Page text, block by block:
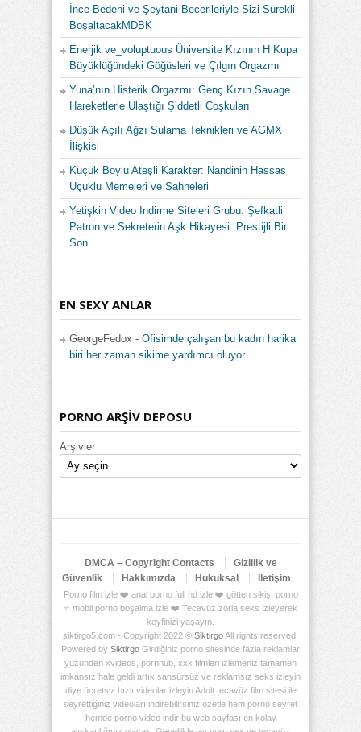
İnce Bedeni ve Şeytani Becerileriyle Sizi Sürekli
BoşaltacakMDBK
Enerjik ve_voluptuous Üniversite Kızının H Kupa
Büyüklüğündeki Göğüsleri ve Çılgın Orgazmı
Yuna’nın Histerik Orgazmı: Genç Kızın Savage
Hareketlerle Ulaştığı Şiddetli Coşkuları
Düşük Açılı Ağzı Sulama Teknikleri ve AGMX
İlişkisi
Küçük Boylu Ateşli Karakter: Nandinin Hassas
Uçuklu Memeleri ve Sahneleri
Yetişkin Video İndirme Siteleri Grubu: Şefkatli
Patron ve Sekreterin Aşk Hikayesi: Prestijli Bir
Son
EN SEXY ANLAR
GeorgeFedox - Ofisimde çalışan bu kadın harika
biri her zaman sikime yardımcı oluyor
PORNO ARŞİV DEPOSU
Arşivler
DMCA – Copyright Contacts
Gizlilik ve
Güvenlik
Hakkımızda Hukuksal İletişim
Porno film izle ❤️ anal porno full hd izle ❤️ götten sikiş, porno
⭐ mobil porno boşalma izle ❤️ Tecavüz zorla seks izleyerek
keyfinizi yaşayın.
siktirgo5.com - Copyright 2022 © SiktirgoAll rights reserved.
Powered by Siktirgo Girdiğiniz porno sitesinde fazla reklamlar
yüzünden xvideos, pornhub, xxx filmleri izlemeniz tamamen
imkansız hale geldi artık sansürsüz ve reklamsız seks izleyin
diye ücretsiz hızlı videolar izleyin Adult tecavüz film sitesi ile
seyrettiğiniz videoları indirebilirsiniz özetle hem porno seyret
hemde porno video indir bu web sayfası en kolay